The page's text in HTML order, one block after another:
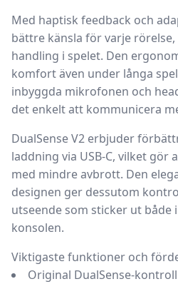
Med haptisk feedback och
bättre känsla för varje
handling i spelet. Den
komfort även under långa
inbyggda mikrofonen och
det enkelt att kommunicera
DualSense V2 erbjuder
laddning via USB-C, vilket gör
med mindre avbrott. Den
designen ger dessutom
utseende som sticker ut både
konsolen.
Viktigaste funktioner och
Original DualSense-